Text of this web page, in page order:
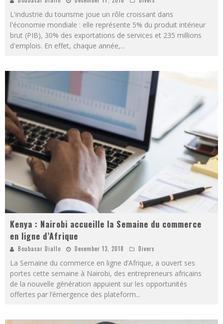
L'industrie du tourisme joue un rôle croissant dans
l'économie mondiale : elle représente 5% du produit intérieur
brut (PIB), 30% des exportations de services et 235 millions
d'emplois. En effet, chaque année,...
Kenya : Nairobi accueille la Semaine du commerce
en ligne d’Afrique
Boubacar Diallo December 13, 2018 Divers
La Semaine du commerce en ligne d’Afrique, a ouvert ses
portes cette semaine à Nairobi, des entrepreneurs africains
de la nouvelle génération appuient sur les opportunités
offertes par l’émergence des plateform...